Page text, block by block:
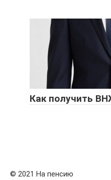
Как получить
© 2021 На пенсию